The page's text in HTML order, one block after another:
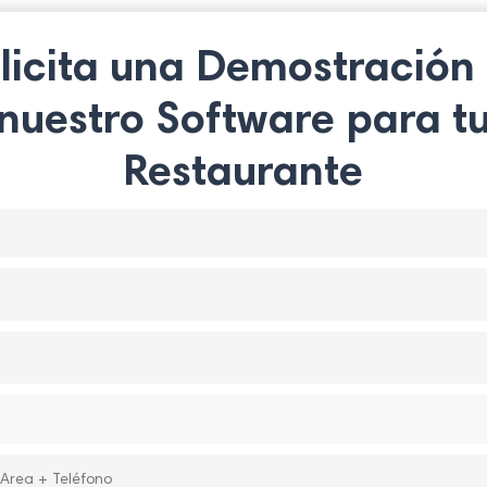
una Demostración
Software para
Restaurante